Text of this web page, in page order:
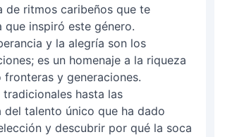
de ritmos caribeños que te
inspiró este género.
y la alegría son los
es un homenaje a la riqueza
y generaciones.
hasta las
del talento único que ha dado
y descubrir por qué la soca